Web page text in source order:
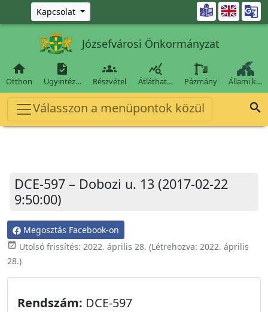
Ugrás a fő tartalomra
Kapcsolat 
Józsefvárosi Önkormányzat

Otthon

Ügyintéz…

Részvétel

Átláthat… Pázmány Állami k…
Válasszon a menüpontok közül 
DCE-597 – Dobozi u. 13 (2017-02-22
9:50:00)
Megosztás Facebook-on
event_available Utolsó frissítés: 2022. április 28. (Létrehozva: 2022. április
28.)
Rendszám: DCE-597